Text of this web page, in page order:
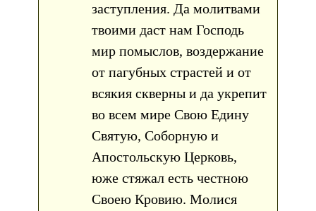
заступления. Да молитвами
твоими даст нам Господь
мир помыслов, воздержание
от пагубных страстей и от
всякия скверны и да укрепит
во всем мире Свою Едину
Святую, Соборную и
Апостольскую Церковь,
юже стяжал есть честною
Своею Кровию. Молися